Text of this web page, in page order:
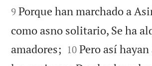
9 Porque han marchado a
como asno solitario, Se ha
amadores; 

10 Pero así